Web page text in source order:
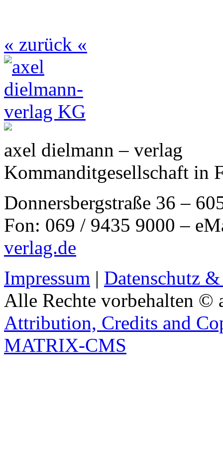
« zurück «
axel dielmann – verlag
Kommanditgesellschaft in
Donnersbergstraße 36 –
Fon: 069 / 9435 9000 –
verlag.de
Impressum | Datenschutz
Alle Rechte vorbehalten ©
Attribution, Credits and
MATRIX-CMS